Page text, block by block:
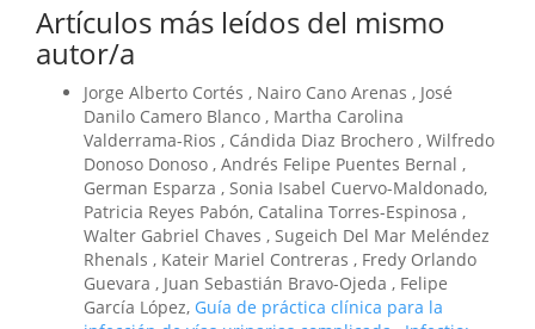
Artículos más leídos del mismo
autor/a
Jorge Alberto Cortés , Nairo Cano Arenas , José
Danilo Camero Blanco , Martha Carolina
Valderrama-Rios , Cándida Diaz Brochero , Wilfredo
Donoso Donoso , Andrés Felipe Puentes Bernal ,
German Esparza , Sonia Isabel Cuervo-Maldonado,
Patricia Reyes Pabón, Catalina Torres-Espinosa ,
Walter Gabriel Chaves , Sugeich Del Mar Meléndez
Rhenals , Kateir Mariel Contreras , Fredy Orlando
Guevara , Juan Sebastián Bravo-Ojeda , Felipe
García López, Guía de práctica clínica para la